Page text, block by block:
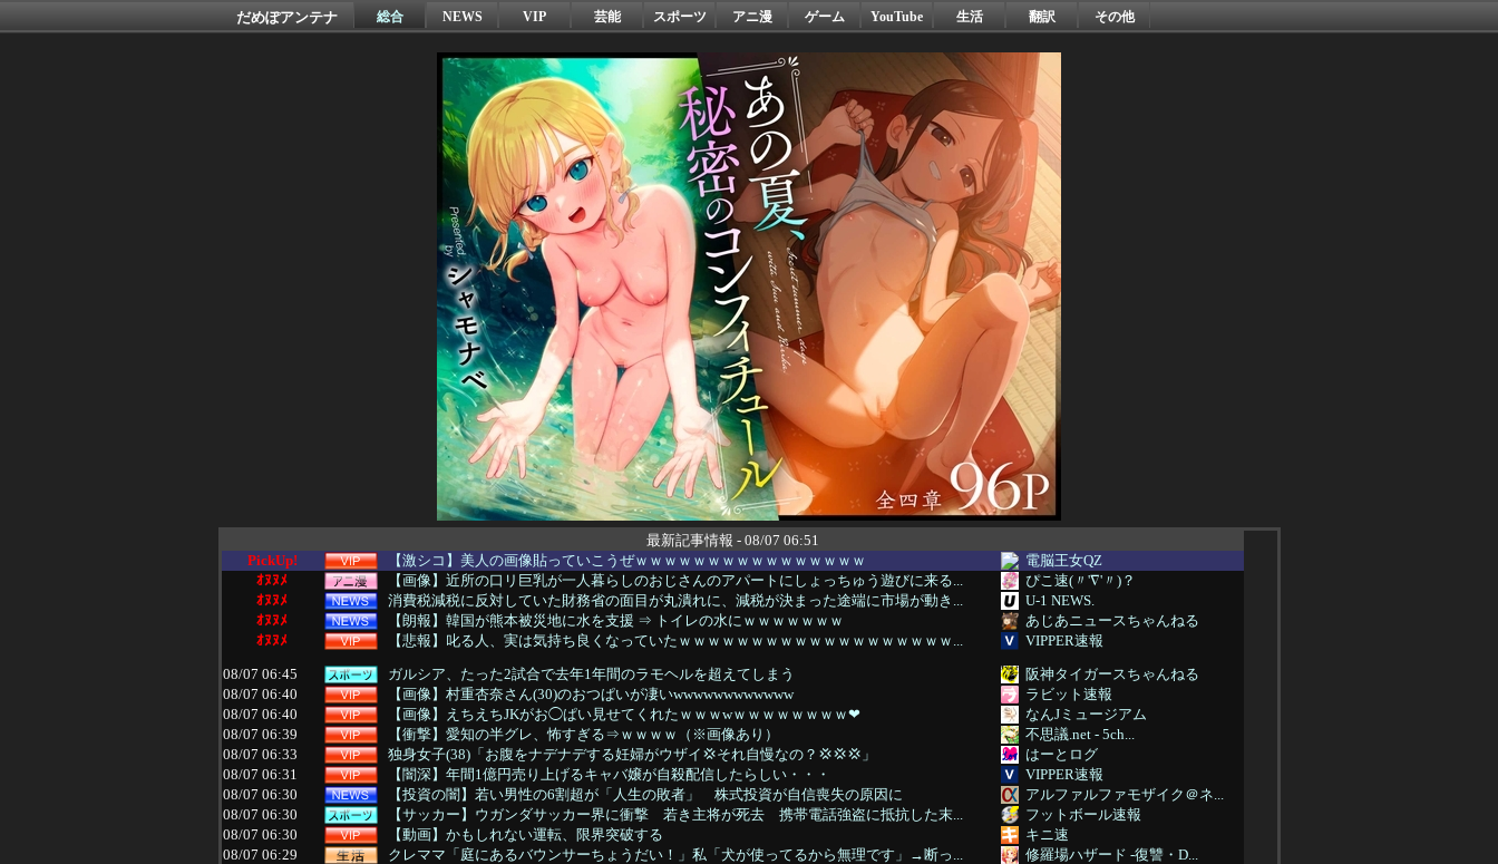
だめぽアンテナ 総合 NEWS VIP 芸能 スポーツ アニ漫 ゲーム YouTube 生活 翻訳 その他
最新記事情報 - 08/07 06:51
PickUp!
【激シコ】美人の画像貼っていこうぜｗｗｗｗｗｗｗｗｗｗｗｗｗｗｗｗ
電脳王女QZ
ｵﾇﾇﾒ
【画像】近所の口リ巨乳が一人暮らしのおじさんのアパートにしょっちゅう遊びに来る...
ぴこ速(〃'∇'〃)？
ｵﾇﾇﾒ
消費税減税に反対していた財務省の面目が丸潰れに、減税が決まった途端に市場が動き...
U-1 NEWS.
ｵﾇﾇﾒ
【朗報】韓国が熊本被災地に水を支援 ⇒ トイレの水にｗｗｗｗｗｗｗ
あじあニュースちゃんねる
ｵﾇﾇﾒ
【悲報】叱る人、実は気持ち良くなっていたｗｗｗｗｗｗｗｗｗｗｗｗｗｗｗｗｗｗｗ...
VIPPER速報
08/07 06:45
ガルシア、たった2試合で去年1年間のラモヘルを超えてしまう
阪神タイガースちゃんねる
08/07 06:40
【画像】村重杏奈さん(30)のおつぱいが凄いwwwwwwwwwwww
ラビット速報
08/07 06:40
【画像】えちえちJKがお◯ぱい見せてくれたｗｗｗwｗｗｗｗｗｗｗｗ❤
なんJミュージアム
08/07 06:39
【衝撃】愛知の半グレ、怖すぎる⇒ｗｗｗｗ（※画像あり）
不思議.net - 5ch...
08/07 06:33
独身女子(38)「お腹をナデナデする妊婦がウザイ💢それ自慢なの？💢💢💢」
はーとログ
08/07 06:31
【闇深】年間1億円売り上げるキャバ嬢が自殺配信したらしい・・・
VIPPER速報
08/07 06:30
【投資の闇】若い男性の6割超が「人生の敗者」 株式投資が自信喪失の原因に
アルファルファモザイク＠ネ...
08/07 06:30
【サッカー】ウガンダサッカー界に衝撃 若き主将が死去 携帯電話強盗に抵抗した末...
フットボール速報
08/07 06:30
【動画】かもしれない運転、限界突破する
キニ速
08/07 06:29
クレママ「庭にあるバウンサーちょうだい！」私「犬が使ってるから無理です」→断っ...
修羅場ハザード -復讐・D...